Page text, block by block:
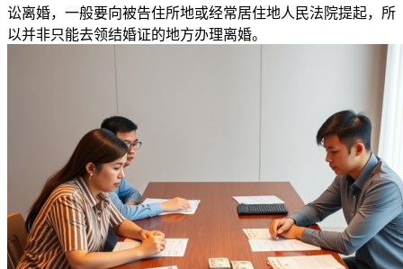
讼离婚，一般要向被告住所地或经常居住地人民法院提起，所
以并非只能去领结婚证的地方办理离婚。